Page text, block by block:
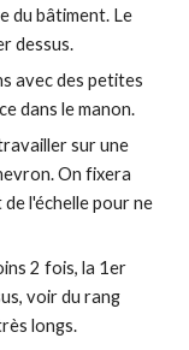
du bâtiment. Le
dessus.
avec des petites
dans le manon.
sur une
On fixera
de l'échelle pour ne
2 fois, la 1er
voir du rang
longs.